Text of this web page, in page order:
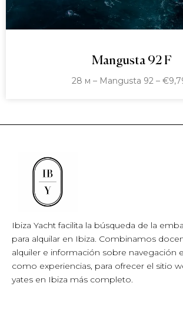
Mangusta 92 F
28 м – Mangusta 92 –
Ibiza Yacht facilita la búsqueda de la
para alquilar en Ibiza. Combinamos
alquiler e información sobre navegación
como experiencias, para ofrecer el sitio
yates en Ibiza más completo.